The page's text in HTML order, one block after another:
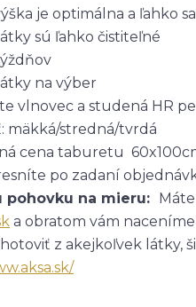
je optimálna a ľahko
sú ľahko čistiteľné
na výber
vlnovec a studená HR
mäkká/stredná/tvrdá
cena taburetu
po zadaní
pohovku na mieru:
a obratom vám
z akejkoľvek látky,